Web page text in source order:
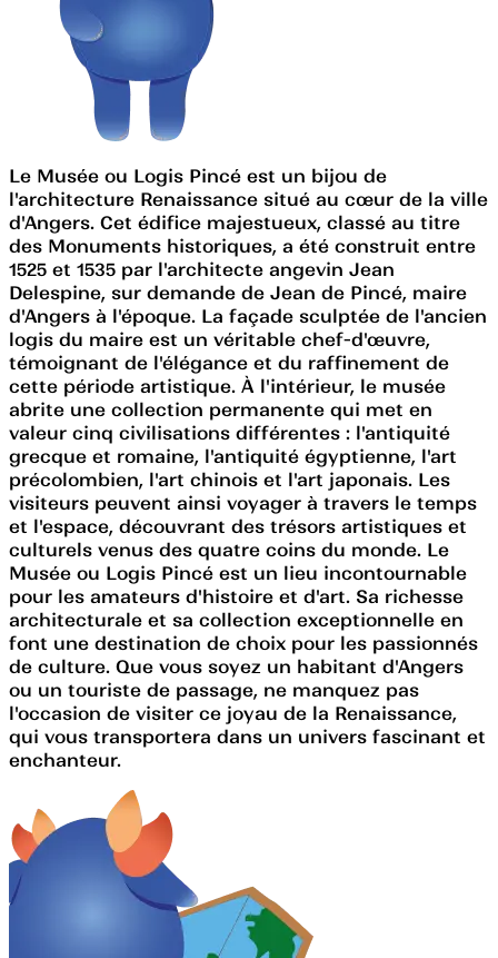
Le Musée ou Logis Pincé est un bijou de
l'architecture Renaissance situé au cœur de la ville
d'Angers. Cet édifice majestueux, classé au titre
des Monuments historiques, a été construit entre
1525 et 1535 par l'architecte angevin Jean
Delespine, sur demande de Jean de Pincé, maire
d'Angers à l'époque. La façade sculptée de l'ancien
logis du maire est un véritable chef-d'œuvre,
témoignant de l'élégance et du raffinement de
cette période artistique. À l'intérieur, le musée
abrite une collection permanente qui met en
valeur cinq civilisations différentes : l'antiquité
grecque et romaine, l'antiquité égyptienne, l'art
précolombien, l'art chinois et l'art japonais. Les
visiteurs peuvent ainsi voyager à travers le temps
et l'espace, découvrant des trésors artistiques et
culturels venus des quatre coins du monde. Le
Musée ou Logis Pincé est un lieu incontournable
pour les amateurs d'histoire et d'art. Sa richesse
architecturale et sa collection exceptionnelle en
font une destination de choix pour les passionnés
de culture. Que vous soyez un habitant d'Angers
ou un touriste de passage, ne manquez pas
l'occasion de visiter ce joyau de la Renaissance,
qui vous transportera dans un univers fascinant et
enchanteur.